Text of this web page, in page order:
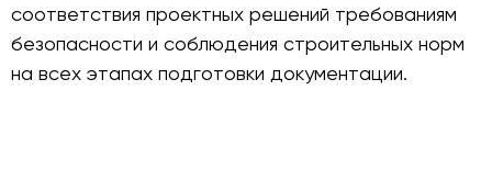
соответствия проектных решений требованиям
безопасности и соблюдения строительных норм
на всех этапах подготовки документации.